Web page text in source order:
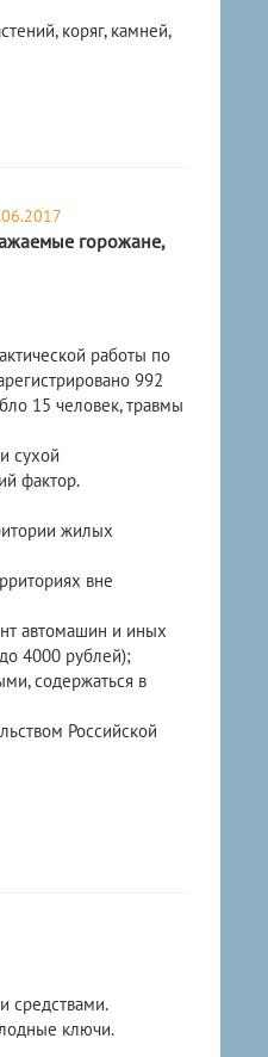
коряг, камней,
горожане,
работы по
992
15 человек, травмы
сухой
фактор.
жилых
вне
автомашин и иных
4000 рублей);
содержаться в
Российской
средствами.
ключи.